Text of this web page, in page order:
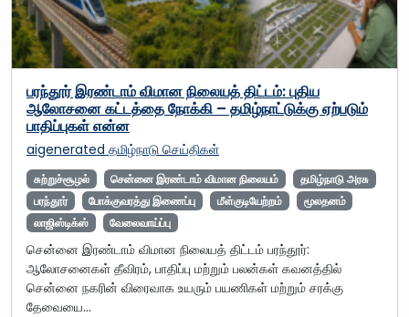
பரந்தூர் இரண்டாம் விமான நிலையத் திட்டம்: புதிய
ஆலோசனை கட்டத்தை நோக்கி – தமிழ்நாட்டுக்கு ஏற்படும்
பாதிப்புகள் என்ன
aigenerated தமிழ்நாடு செய்திகள்
சுற்றுச்சூழல் சென்னை இரண்டாம் விமான நிலையம்
தமிழ்நாடு அரசு
பரந்தூர்
போக்குவரத்து இணைப்பு மீள்குடியேற்றம்
மூலதனம்
லாஜிஸ்டிக்ஸ்
வேலைவாய்ப்பு
சென்னை இரண்டாம் விமான நிலையத் திட்டம் பரந்தூர்:
ஆலோசனைகள் தீவிரம், பாதிப்பு மற்றும் பலன்கள் கவனத்தில்
சென்னை நகரின் விரைவாக உயரும் பயணிகள் மற்றும் சரக்கு
தேவையை…